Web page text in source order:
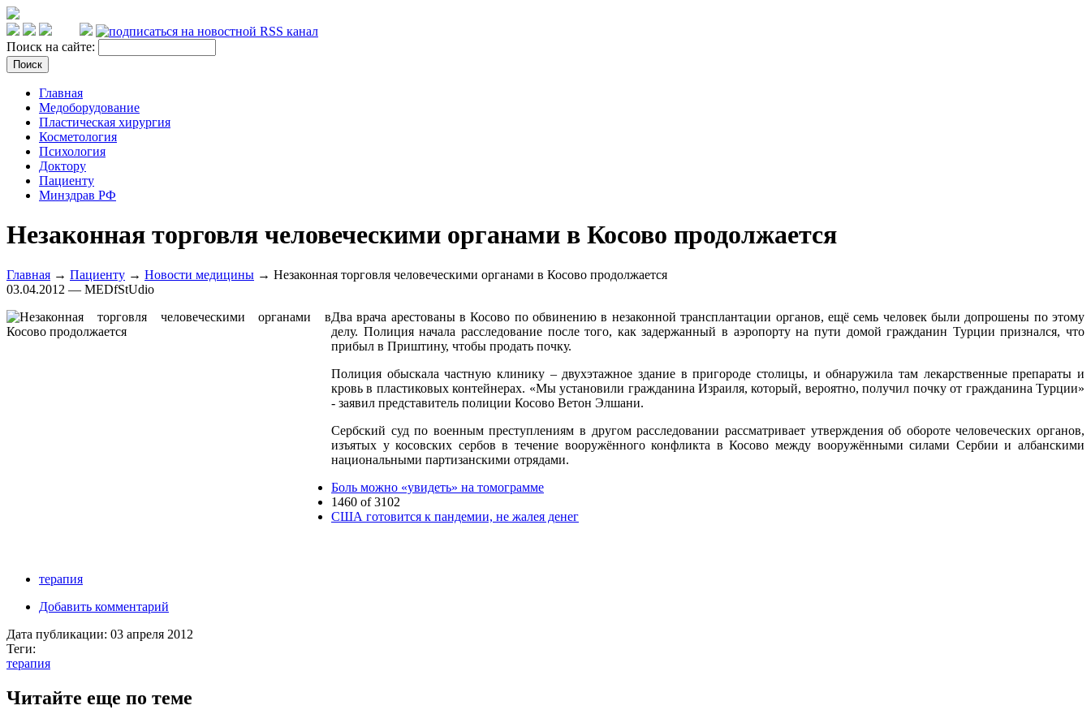
Поиск на сайте:
Главная
Медоборудование
Пластическая хирургия
Косметология
Психология
Доктору
Пациенту
Минздрав РФ
Незаконная торговля человеческими органами в Косово продолжается
Главная → Пациенту → Новости медицины → Незаконная торговля человеческими органами в Косово продолжается
03.04.2012 — MEDfStUdio
Два врача арестованы в Косово по обвинению в незаконной трансплантации органов, ещё семь человек были допрошены по этому
делу. Полиция начала расследование после того, как задержанный в аэропорту на пути домой гражданин Турции признался, что
прибыл в Приштину, чтобы продать почку.
Полиция обыскала частную клинику – двухэтажное здание в пригороде столицы, и обнаружила там лекарственные препараты и
кровь в пластиковых контейнерах. «Мы установили гражданина Израиля, который, вероятно, получил почку от гражданина Турции»
- заявил представитель полиции Косово Ветон Элшани.
Сербский суд по военным преступлениям в другом расследовании рассматривает утверждения об обороте человеческих органов,
изъятых у косовских сербов в течение вооружённого конфликта в Косово между вооружёнными силами Сербии и албанскими
национальными партизанскими отрядами.
Боль можно «увидеть» на томограмме
1460 of 3102
США готовится к пандемии, не жалея денег
терапия
Добавить комментарий
Дата публикации: 03 апреля 2012
Теги:
терапия
Читайте еще по теме